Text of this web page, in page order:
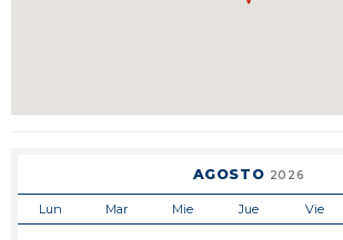
AGOSTO 2026
Lun Mar Mie Jue Vie